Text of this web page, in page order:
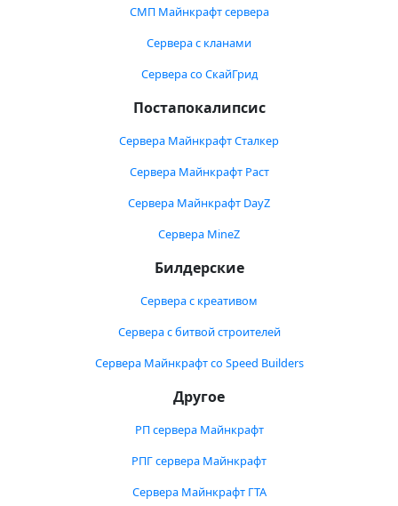
СМП Майнкрафт сервера
Сервера с кланами
Сервера со СкайГрид
Постапокалипсис
Сервера Майнкрафт Сталкер
Сервера Майнкрафт Раст
Сервера Майнкрафт DayZ
Сервера MineZ
Билдерские
Сервера с креативом
Сервера с битвой строителей
Сервера Майнкрафт со Speed Builders
Другое
РП сервера Майнкрафт
РПГ сервера Майнкрафт
Сервера Майнкрафт ГТА